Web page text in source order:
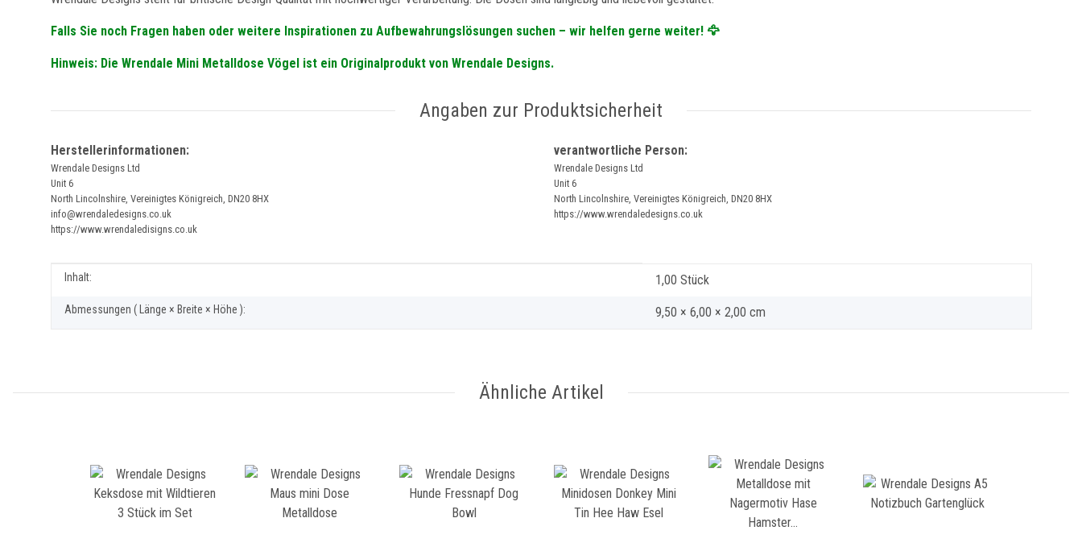
Falls Sie noch Fragen haben oder weitere Inspirationen zu Aufbewahrungslösungen suchen – wir helfen gerne weiter! 🦅
Hinweis: Die Wrendale Mini Metalldose Vögel ist ein Originalprodukt von Wrendale Designs.
Angaben zur Produktsicherheit
Herstellerinformationen:
Wrendale Designs Ltd
Unit 6
North Lincolnshire, Vereinigtes Königreich, DN20 8HX
info@wrendaledesigns.co.uk
https://www.wrendaledisigns.co.uk
verantwortliche Person:
Wrendale Designs Ltd
Unit 6
North Lincolnshire, Vereinigtes Königreich, DN20 8HX
https://www.wrendaledesigns.co.uk
Produkteigenschaft
Wert
Inhalt: 1,00 Stück
Abmessungen ( Länge × Breite × Höhe ): 9,50 × 6,00 × 2,00 cm
Ähnliche Artikel